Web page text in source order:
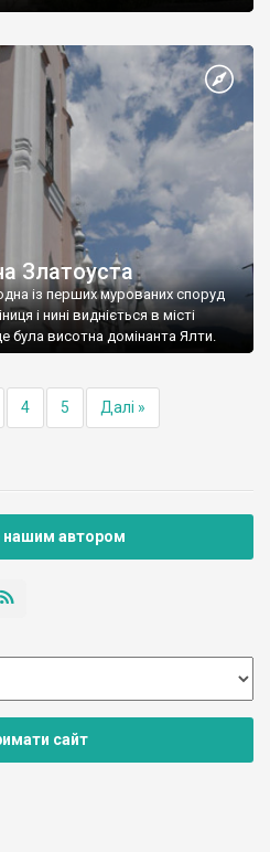
Златоуста
із перших мурованих споруд
і нині видніється в місті
була висотна домінанта Ялти.
4 5 Далі »
нашим автором
сайт